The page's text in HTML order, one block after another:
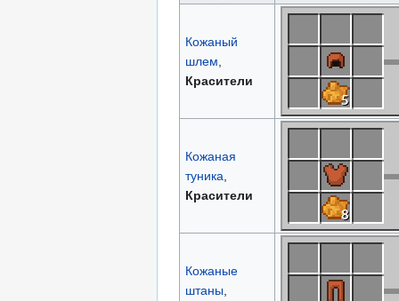
Кожаный
шлем
Красители
Кожаная
туника
Красители
Кожаные
штаны,